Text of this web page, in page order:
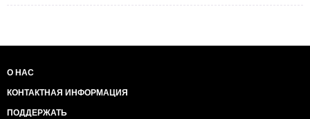
О НАС
КОНТАКТНАЯ ИНФОРМАЦИЯ
ПОДДЕРЖАТЬ